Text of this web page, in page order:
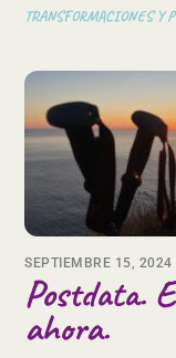
TRANSFORMACIONES Y
SEPTIEMBRE 15, 2024
Postdata.
ahora.